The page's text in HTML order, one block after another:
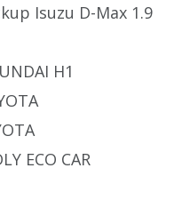
Isuzu D-Max 1.9
H1
ECO CAR